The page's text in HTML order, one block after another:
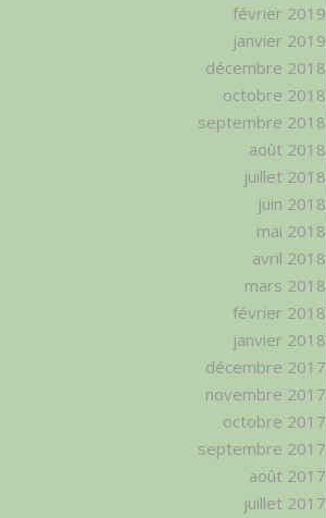
février 2019
janvier 2019
décembre 2018
octobre 2018
septembre 2018
août 2018
juillet 2018
juin 2018
mai 2018
avril 2018
mars 2018
février 2018
janvier 2018
décembre 2017
novembre 2017
octobre 2017
septembre 2017
août 2017
juillet 2017